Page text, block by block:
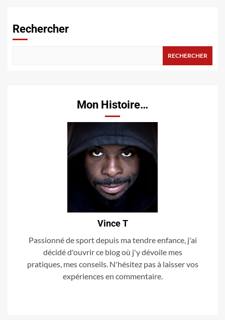
Rechercher
RECHERCHER
Mon Histoire…
Vince T
Passionné de sport depuis ma tendre enfance, j'ai
décidé d'ouvrir ce blog où j'y dévoile mes
pratiques, mes conseils. N'hésitez pas à laisser vos
expériences en commentaire.